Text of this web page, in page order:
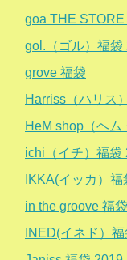
goa THE
gol.（ゴル）福袋
grove 福袋
Harriss（ハリス
HeM shop（ヘ
ichi（イチ）福袋
IKKA(イッカ）
in the groove 福
INED(イネド）